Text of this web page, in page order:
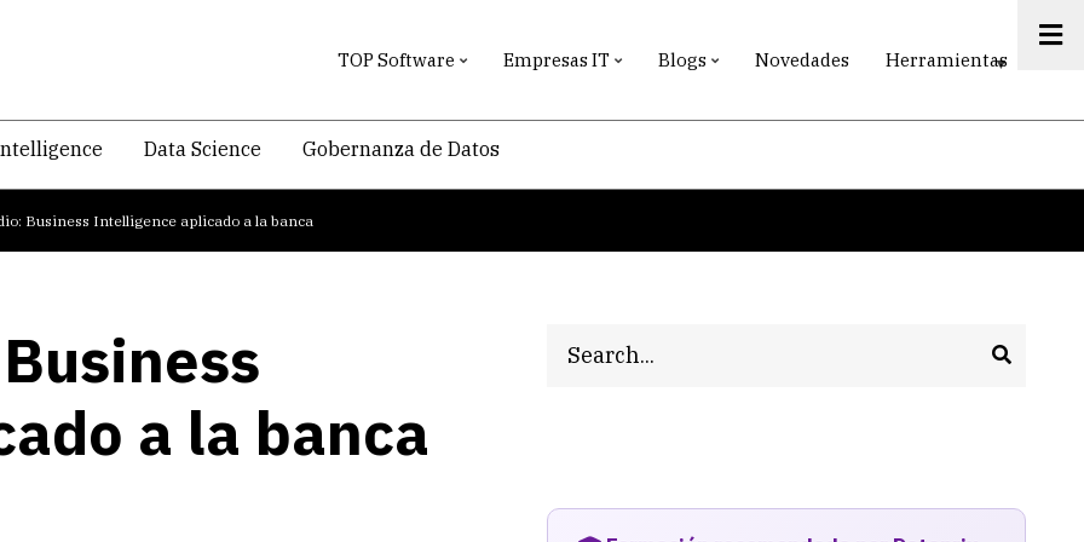
TOP Software Empresas IT Blogs Novedades Herramientas
Data Science Gobernanza de Datos
Business Intelligence aplicado a la banca
a la banca